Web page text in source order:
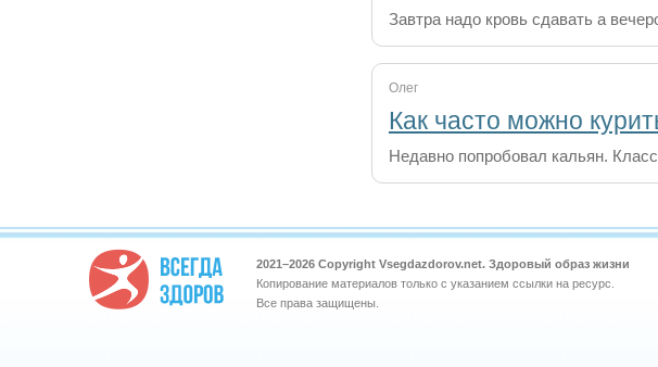
Завтра надо кровь сдавать а
Олег
Как часто можно
Недавно попробовал кальян.
2021–2026 Copyright Vsegdazdorov.net. Здоровый образ жизни
Копирование материалов только с указанием ссылки на ресурс.
Все права защищены.